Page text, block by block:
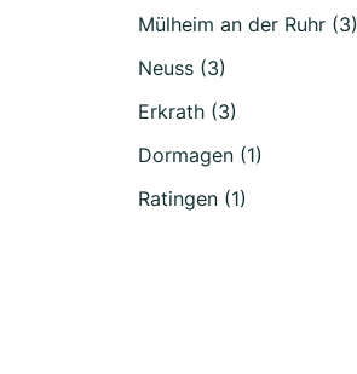
Mülheim an der Ruhr (3)
Neuss (3)
Erkrath (3)
Dormagen (1)
Ratingen (1)